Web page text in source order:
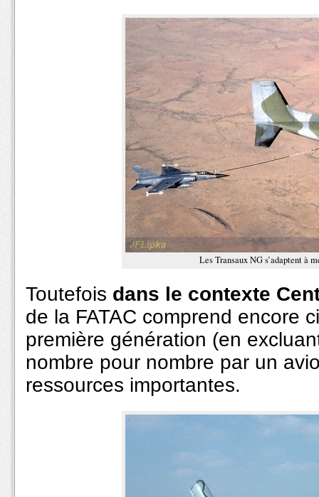
Les Transaux NG s’adaptent à
Toutefois dans le contexte
de la FATAC comprend encore
première génération (en
nombre pour nombre par un
ressources importantes.